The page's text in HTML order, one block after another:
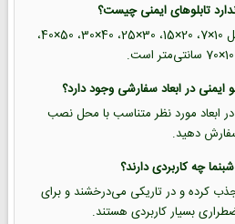
ابعاد رایج تابلوهای ایمنی شامل 10×7، 20×15، 30×25، 40×30، 50×40،
در ابعاد مورد نظر متناسب با محل نصب
دهید.
کرده و در تاریکی می‌درخشند و برای
بسیار کاربردی هستند.